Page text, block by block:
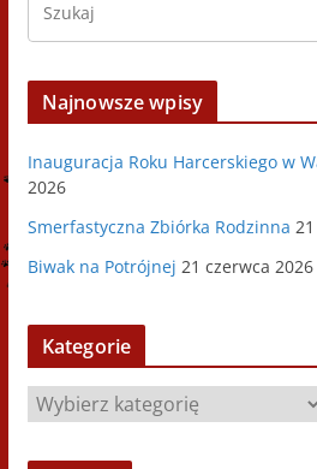
Najnowsze wpisy
Inauguracja Roku Harcerskiego w
2026
Smerfastyczna Zbiórka Rodzinna
Biwak na Potrójnej 21 czerwca 2026
Kategorie
K
t